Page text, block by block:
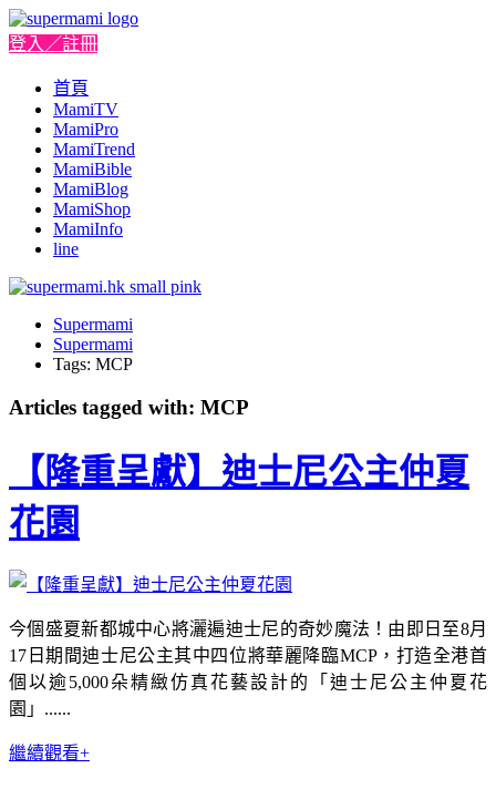
登入／註冊
首頁
MamiTV
MamiPro
MamiTrend
MamiBible
MamiBlog
MamiShop
MamiInfo
line
Supermami
Supermami
Tags: MCP
Articles tagged with: MCP
【隆重呈獻】迪士尼公主仲夏
花園
今個盛夏新都城中心將灑遍迪士尼的奇妙魔法！由即日至8月
17日期間迪士尼公主其中四位將華麗降臨MCP，打造全港首
個以逾5,000朵精緻仿真花藝設計的「迪士尼公主仲夏花
園」......
繼續觀看+